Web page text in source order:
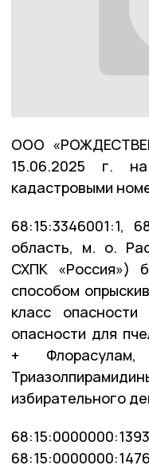
ООО
15.06.2025 г.
кадастровыми
68:15:3346001:1,
область, м. о.
СХПК «Россия»)
способом
класс
опасности для
+ Флорасулам,
избирательного